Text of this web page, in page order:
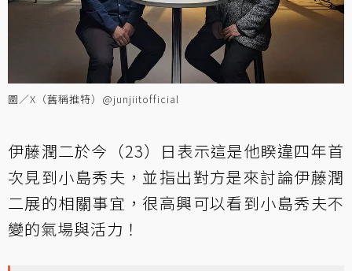
圖／X（舊稱推特）@junjiitofficial
伊藤潤二於今（23）日表示這是他睽違四年首
次見到小島秀夫，並指出對方是來討論伊藤潤
二展的相關事宜，很高興可以看到小島秀夫不
變的氣場與活力！